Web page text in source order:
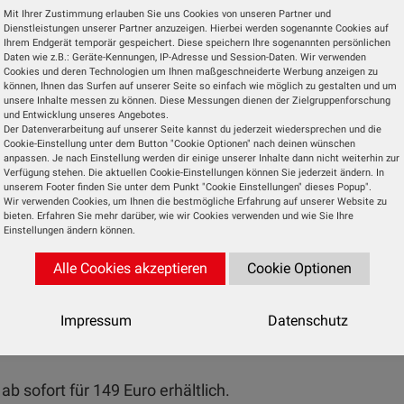
System verbaut. Das auf dem
findet drahtlos via Bluetooth seinen Weg
einem SD-Karten-Slot, einem USB-Port sowie
Musikquelle ausgestattet.
und zwei 25 mm-Hochtöner. Bei Bedarf lassen
Modus zu einem Stereopaar koppeln. Im
betriebsbereit, außerhalb übernimmt der integrierte
binnen vier Stunden zu 100 Prozent geladen und
an Bord. Zwei senkrechte Leuchtbänder links und
dahinter sorgen für optische Effekte. Ein
und Farben jeweils passend zum
sofort für 149 Euro erhältlich.
Mit Ihrer Zustimmung erlauben Sie uns Cookies von unseren Partner und
Dienstleistungen unserer Partner anzuzeigen. Hierbei werden sogenannte Cookies auf
Ihrem Endgerät temporär gespeichert. Diese speichern Ihre sogenannten persönlichen
Daten wie z.B.: Geräte-Kennungen, IP-Adresse und Session-Daten. Wir verwenden
Cookies und deren Technologien um Ihnen maßgeschneiderte Werbung anzeigen zu
können, Ihnen das Surfen auf unserer Seite so einfach wie möglich zu gestalten und um
unsere Inhalte messen zu können. Diese Messungen dienen der Zielgruppenforschung
und Entwicklung unseres Angebotes.
Der Datenverarbeitung auf unserer Seite kannst du jederzeit wiedersprechen und die
Cookie-Einstellung unter dem Button "Cookie Optionen" nach deinen wünschen
anpassen. Je nach Einstellung werden dir einige unserer Inhalte dann nicht weiterhin zur
Verfügung stehen. Die aktuellen Cookie-Einstellungen können Sie jederzeit ändern. In
unserem Footer finden Sie unter dem Punkt "Cookie Einstellungen" dieses Popup".
Wir verwenden Cookies, um Ihnen die bestmögliche Erfahrung auf unserer Website zu
bieten. Erfahren Sie mehr darüber, wie wir Cookies verwenden und wie Sie Ihre
Einstellungen ändern können.
Alle Cookies akzeptieren Cookie Optionen
Impressum Datenschutz